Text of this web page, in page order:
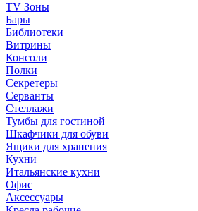
TV Зоны
Бары
Библиотеки
Витрины
Консоли
Полки
Секретеры
Серванты
Стеллажи
Тумбы для гостиной
Шкафчики для обуви
Ящики для хранения
Кухни
Итальянские кухни
Офис
Аксессуары